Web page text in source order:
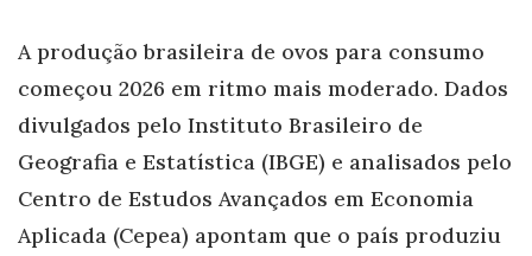
A produção brasileira de ovos para consumo
começou 2026 em ritmo mais moderado. Dados
divulgados pelo Instituto Brasileiro de
Geografia e Estatística (IBGE) e analisados pelo
Centro de Estudos Avançados em Economia
Aplicada (Cepea) apontam que o país produziu